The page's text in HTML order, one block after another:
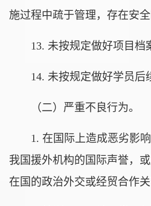
施过程中疏于管理，存在安全
13. 未按规定做好项目档
14. 未按规定做好学员后
（二）严重不良行为。
1. 在国际上造成恶劣影
我国援外机构的国际声誉，
在国的政治外交或经贸合作关